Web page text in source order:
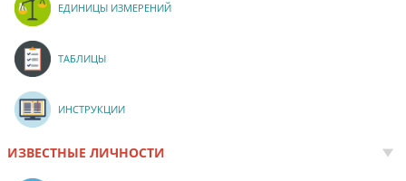
ЕДИНИЦЫ ИЗМЕРЕНИЙ
ТАБЛИЦЫ
ИНСТРУКЦИИ
ИЗВЕСТНЫЕ ЛИЧНОСТИ